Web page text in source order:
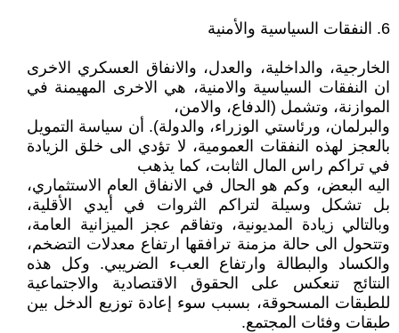
6. النفقات السياسية والأمنية
الخارجية، والداخلية، والعدل، والانفاق العسكري الاخرى
ان النفقات السياسية والامنية، هي الاخرى المهيمنة في
الموازنة، وتشمل (الدفاع، والامن،
والبرلمان، ورئاستي الوزراء، والدولة). أن سياسة التمويل
بالعجز لهذه النفقات العمومية، لا تؤدي الى خلق الزيادة
في تراكم راس المال الثابت، كما يذهب
اليه البعض، وكم هو الحال في الانفاق العام الاستثماري،
بل تشكل وسيلة لتراكم الثروات في أيدي الأقلية،
وبالتالي زيادة المديونية، وتفاقم عجز الميزانية العامة،
وتتحول الى حالة مزمنة ترافقها ارتفاع معدلات التضخم،
والكساد والبطالة وارتفاع العبء الضريبي. وكل هذه
النتائج تنعكس على الحقوق الاقتصادية والاجتماعية
للطبقات المسحوقة، بسبب سوء إعادة توزيع الدخل بين
طبقات وفئات المجتمع.